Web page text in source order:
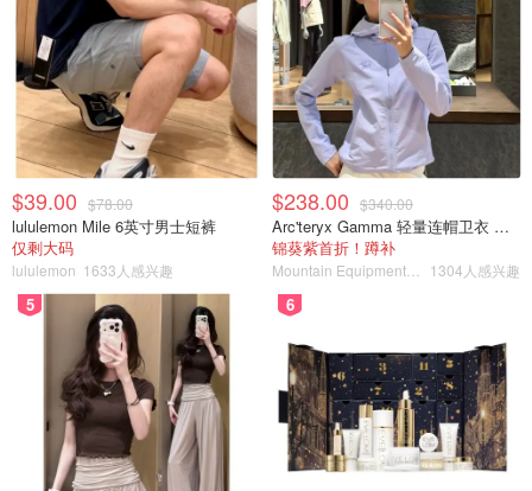
$39.00 $78.00
lululemon Mile 6英寸男士短裤
仅剩大码
lululemon 1633人感兴趣
$238.00 $340.00
Arc'teryx Gamma 轻量连帽卫衣 女款
锦葵紫首折！蹲补
1304人感兴趣
5 6